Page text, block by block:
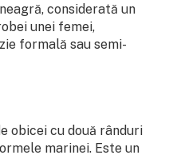
considerată un
unei femei,
formală sau semi-
obicei cu două rânduri
marinei. Este un